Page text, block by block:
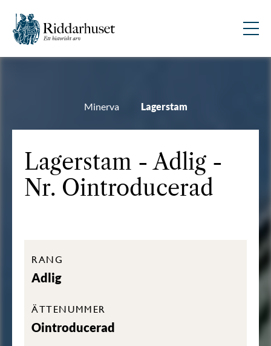
Minerva Lagerstam
Lagerstam - Adlig -
Nr. Ointroducerad
RANG
Adlig
ÄTTENUMMER
Ointroducerad